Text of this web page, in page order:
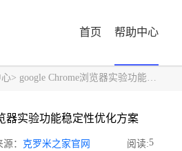
首页 帮助中心
> google Chrome浏览器实验功能稳定性优化方案
器实验功能稳定性优化方案
源： 克罗米之家官网 阅读:5